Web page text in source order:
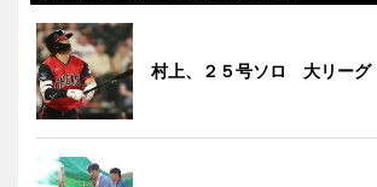
村上、２５号ソロ 大リーグ